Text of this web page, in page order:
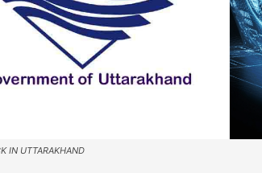
IN UTTARAKHAND